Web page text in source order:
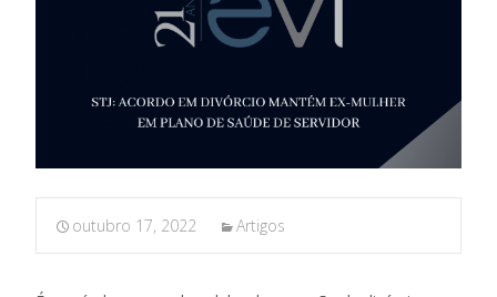
outubro 17, 2022 Artigos